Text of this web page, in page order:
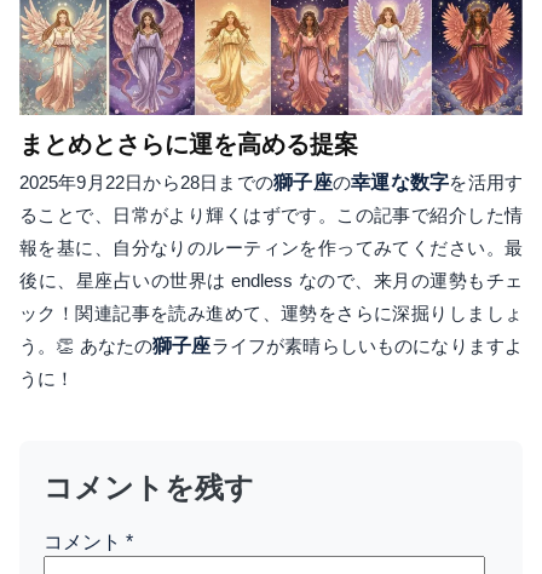
まとめとさらに運を高める提案
2025年9月22日から28日までの獅子座の幸運な数字を活用す
ることで、日常がより輝くはずです。この記事で紹介した情
報を基に、自分なりのルーティンを作ってみてください。最
後に、星座占いの世界は endless なので、来月の運勢もチェ
ック！関連記事を読み進めて、運勢をさらに深掘りしましょ
う。👏 あなたの獅子座ライフが素晴らしいものになりますよ
うに！
コメントを残す
コメント *